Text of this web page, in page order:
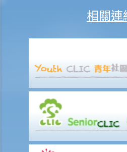
2. 承上題，我可否同時向我的僱主及其
3. 一名餐廳侍應不慎把熱湯倒在我身上
4. 一名男子刻意傷害我，被裁定傷人罪
徑，就人身傷害向他申索？如被告無力
5. 我是一名乘客，因鐵路月台上發生的
理據向鐵路公司提出申索？
6. 若我受傷的原因，部分是由我個人疏
致，我得到的賠償會否減少？減少的賠
7. 我的家人在意外中身亡。我可否代表
相關連